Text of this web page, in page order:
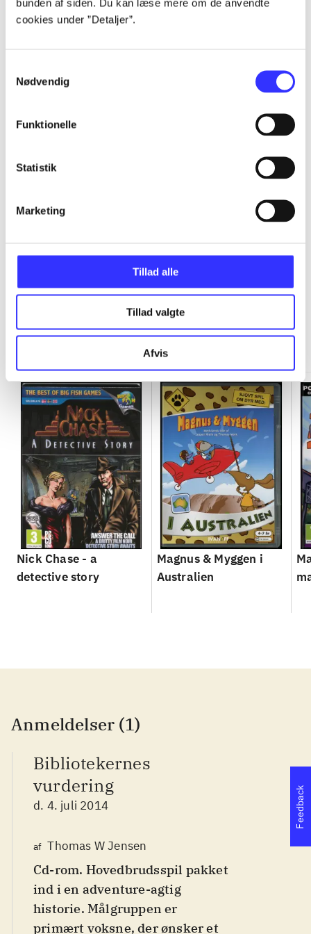
bunden af siden. Du kan læse mere om de anvendte
cookies under ”Detaljer”.
Nødvendig
Funktionelle
Statistik
Marketing
Tillad alle
Tillad valgte
Afvis
Alle registrerede artikler fordelt på udgivelser
Minder om
Nick Chase - a
detective story
Magnus & Myggen i
Australien
Anmeldelser (1)
Bibliotekernes
vurdering
d. 4. juli 2014
af Thomas W Jensen
Cd-rom. Hovedbrudsspil pakket
ind i en adventure-agtig
historie. Målgruppen er
primært voksne, der ønsker et
Feedback